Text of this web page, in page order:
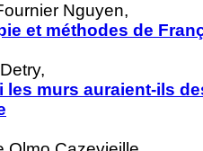
Nguyen,
et méthodes de
les murs auraient-ils